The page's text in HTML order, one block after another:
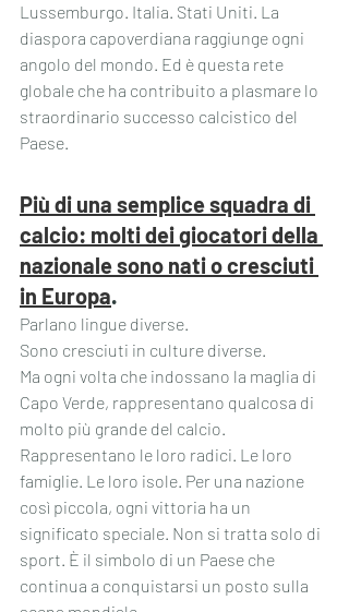
Lussemburgo. Italia. Stati Uniti. La
diaspora capoverdiana raggiunge ogni
angolo del mondo. Ed è questa rete
globale che ha contribuito a plasmare lo
straordinario successo calcistico del
Paese.
Più di una semplice squadra di
calcio: molti dei giocatori della
nazionale sono nati o cresciuti
in Europa.
Parlano lingue diverse.
Sono cresciuti in culture diverse.
Ma ogni volta che indossano la maglia di
Capo Verde, rappresentano qualcosa di
molto più grande del calcio.
Rappresentano le loro radici. Le loro
famiglie. Le loro isole. Per una nazione
così piccola, ogni vittoria ha un
significato speciale. Non si tratta solo di
sport. È il simbolo di un Paese che
continua a conquistarsi un posto sulla